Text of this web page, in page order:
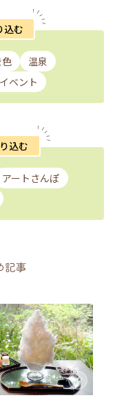
込む
温泉
イベント
込む
アートさんぽ
記事